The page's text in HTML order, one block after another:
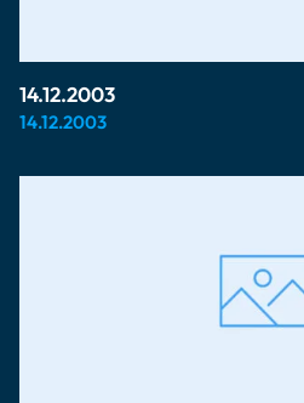
14.12.2003
14.12.2003